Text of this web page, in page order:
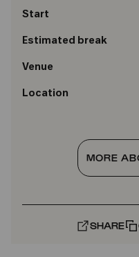
Start
Estimated break
Venue
Location
MORE
SHARE